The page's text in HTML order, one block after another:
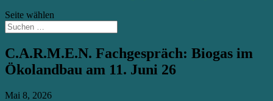
Seite wählen
C.A.R.M.E.N. Fachgespräch: Biogas im
Ökolandbau am 11. Juni 26
Mai 8, 2026